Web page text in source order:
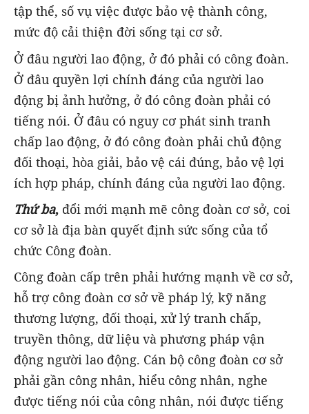
tập thể, số vụ việc được bảo vệ thành công,
mức độ cải thiện đời sống tại cơ sở.
Ở đâu người lao động, ở đó phải có công đoàn.
Ở đâu quyền lợi chính đáng của người lao
động bị ảnh hưởng, ở đó công đoàn phải có
tiếng nói. Ở đâu có nguy cơ phát sinh tranh
chấp lao động, ở đó công đoàn phải chủ động
đối thoại, hòa giải, bảo vệ cái đúng, bảo vệ lợi
ích hợp pháp, chính đáng của người lao động.
Thứ ba, đổi mới mạnh mẽ công đoàn cơ sở, coi
cơ sở là địa bàn quyết định sức sống của tổ
chức Công đoàn.
Công đoàn cấp trên phải hướng mạnh về cơ sở,
hỗ trợ công đoàn cơ sở về pháp lý, kỹ năng
thương lượng, đối thoại, xử lý tranh chấp,
truyền thông, dữ liệu và phương pháp vận
động người lao động. Cán bộ công đoàn cơ sở
phải gần công nhân, hiểu công nhân, nghe
được tiếng nói của công nhân, nói được tiếng